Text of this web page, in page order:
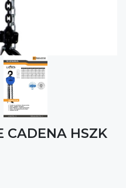
CADENA HSZK